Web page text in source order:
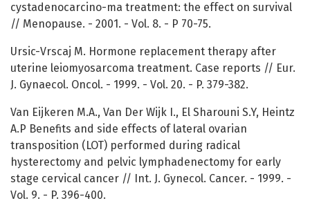
cystadenocarcino-ma treatment: the effect on survival
// Menopause. - 2001. - Vol. 8. - P 70-75.
Ursic-Vrscaj M. Hormone replacement therapy after
uterine leiomyosarcoma treatment. Case reports // Eur.
J. Gynaecol. Oncol. - 1999. - Vol. 20. - P. 379-382.
Van Eijkeren M.A., Van Der Wijk I., El Sharouni S.Y, Heintz
A.P Benefits and side effects of lateral ovarian
transposition (LOT) performed during radical
hysterectomy and pelvic lymphadenectomy for early
stage cervical cancer // Int. J. Gynecol. Cancer. - 1999. -
Vol. 9. - P. 396-400.